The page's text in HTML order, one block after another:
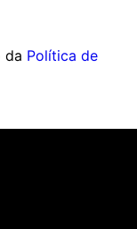
da Política de